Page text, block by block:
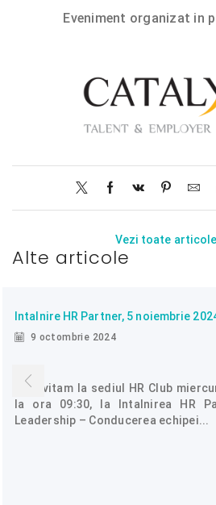
Eveniment organizat in
Vezi toate
Alte articole
Intalnire HR Partner, 5 noiembrie
9 octombrie 2024
Te invitam la sediul HR Club
la ora 09:30, la Intalnirea HR
Leadership – Conducerea echipei...